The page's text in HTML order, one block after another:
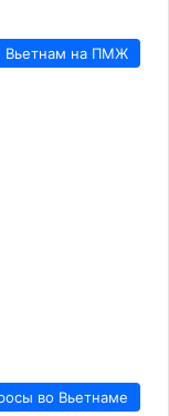
Вьетнам на ПМЖ
во Вьетнаме